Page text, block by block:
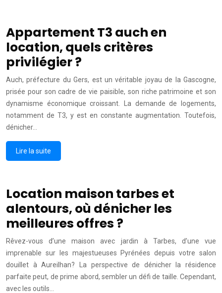
Appartement T3 auch en
location, quels critères
privilégier ?
Auch, préfecture du Gers, est un véritable joyau de la Gascogne,
prisée pour son cadre de vie paisible, son riche patrimoine et son
dynamisme économique croissant. La demande de logements,
notamment de T3, y est en constante augmentation. Toutefois,
dénicher…
Lire la suite
Location maison tarbes et
alentours, où dénicher les
meilleures offres ?
Rêvez-vous d’une maison avec jardin à Tarbes, d’une vue
imprenable sur les majestueuses Pyrénées depuis votre salon
douillet à Aureilhan? La perspective de dénicher la résidence
parfaite peut, de prime abord, sembler un défi de taille. Cependant,
avec les outils…